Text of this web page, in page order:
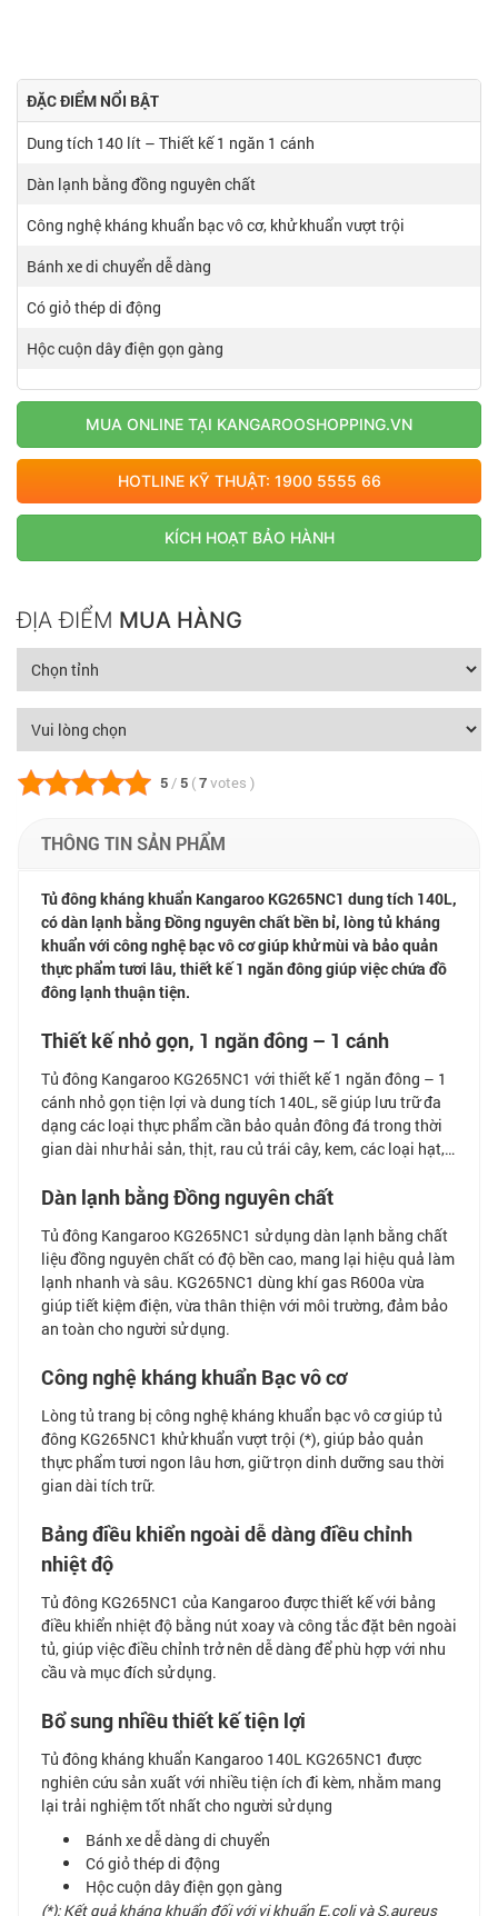
ĐẶC ĐIỂM NỔI BẬT
Dung tích 140 lít – Thiết kế 1 ngăn 1 cánh
Dàn lạnh bằng đồng nguyên chất
Công nghệ kháng khuẩn bạc vô cơ, khử khuẩn vượt trội
Bánh xe di chuyển dễ dàng
Có giỏ thép di động
Hộc cuộn dây điện gọn gàng
MUA ONLINE TẠI KANGAROOSHOPPING.VN
HOTLINE KỸ THUẬT: 1900 5555 66
KÍCH HOẠT BẢO HÀNH
ĐỊA ĐIỂM MUA HÀNG
5 / 5 ( 7 votes )
THÔNG TIN SẢN PHẨM
Tủ đông kháng khuẩn Kangaroo KG265NC1 dung tích 140L,
có dàn lạnh bằng Đồng nguyên chất bền bỉ, lòng tủ kháng
khuẩn với công nghệ bạc vô cơ giúp khử mùi và bảo quản
thực phẩm tươi lâu, thiết kế 1 ngăn đông giúp việc chứa đồ
đông lạnh thuận tiện.
Thiết kế nhỏ gọn, 1 ngăn đông – 1 cánh
Tủ đông Kangaroo KG265NC1 với thiết kế 1 ngăn đông – 1
cánh nhỏ gọn tiện lợi và dung tích 140L, sẽ giúp lưu trữ đa
dạng các loại thực phẩm cần bảo quản đông đá trong thời
gian dài như hải sản, thịt, rau củ trái cây, kem, các loại hạt,…
Dàn lạnh bằng Đồng nguyên chất
Tủ đông Kangaroo KG265NC1 sử dụng dàn lạnh bằng chất
liệu đồng nguyên chất có độ bền cao, mang lại hiệu quả làm
lạnh nhanh và sâu. KG265NC1 dùng khí gas R600a vừa
giúp tiết kiệm điện, vừa thân thiện với môi trường, đảm bảo
an toàn cho người sử dụng.
Công nghệ kháng khuẩn Bạc vô cơ
Lòng tủ trang bị công nghệ kháng khuẩn bạc vô cơ giúp tủ
đông KG265NC1 khử khuẩn vượt trội (*), giúp bảo quản
thực phẩm tươi ngon lâu hơn, giữ trọn dinh dưỡng sau thời
gian dài tích trữ.
Bảng điều khiển ngoài dễ dàng điều chỉnh
nhiệt độ
Tủ đông KG265NC1 của Kangaroo được thiết kế với bảng
điều khiển nhiệt độ bằng nút xoay và công tắc đặt bên ngoài
tủ, giúp việc điều chỉnh trở nên dễ dàng để phù hợp với nhu
cầu và mục đích sử dụng.
Bổ sung nhiều thiết kế tiện lợi
Tủ đông kháng khuẩn Kangaroo 140L KG265NC1 được
nghiên cứu sản xuất với nhiều tiện ích đi kèm, nhằm mang
lại trải nghiệm tốt nhất cho người sử dụng
Bánh xe dễ dàng di chuyển
Có giỏ thép di động
Hộc cuộn dây điện gọn gàng
(*): Kết quả kháng khuẩn đối với vi khuẩn E.coli và S.aureus